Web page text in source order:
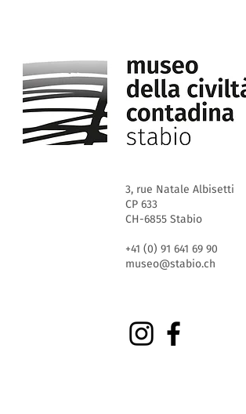
3, rue Natale Albisetti
CP 633
CH-6855 Stabio
+41 (0) 91 641 69 90
museo@stabio.ch